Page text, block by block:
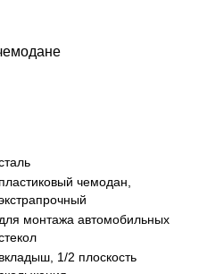
пластиковый чемодан,
для монтажа автомобильных
вкладыш, 1/2 плоскость